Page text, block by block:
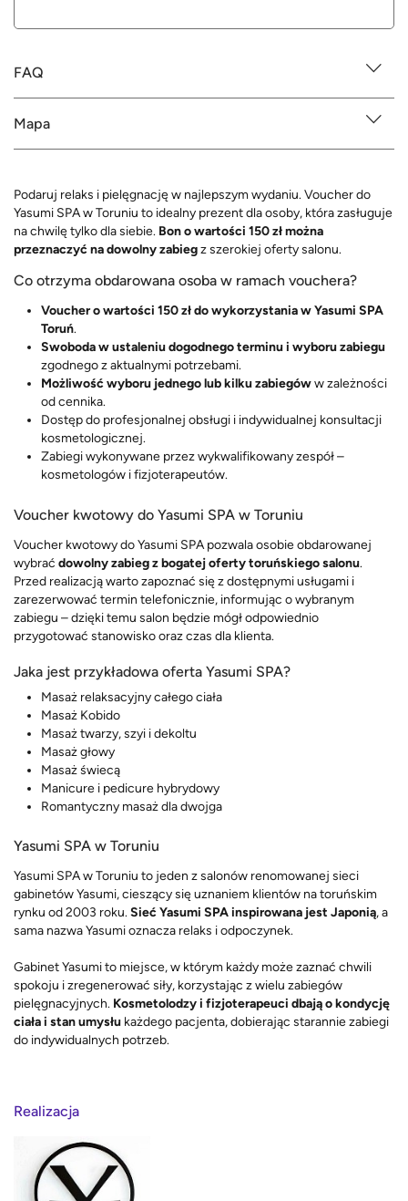
FAQ
Mapa
Podaruj relaks i pielęgnację w najlepszym wydaniu. Voucher do
Yasumi SPA w Toruniu to idealny prezent dla osoby, która zasługuje
na chwilę tylko dla siebie. Bon o wartości 150 zł można
przeznaczyć na dowolny zabiegz szerokiej oferty salonu.
Co otrzyma obdarowana osoba w ramach vouchera?
Voucher o wartości 150 zł do wykorzystania w Yasumi SPA
Toruń.
Swoboda w ustaleniu dogodnego terminu i wyboru zabiegu
zgodnego z aktualnymi potrzebami.
Możliwość wyboru jednego lub kilku zabiegóww zależności
od cennika.
Dostęp do profesjonalnej obsługi i indywidualnej konsultacji
kosmetologicznej.
Zabiegi wykonywane przez wykwalifikowany zespół –
kosmetologów i fizjoterapeutów.
Voucher kwotowy do Yasumi SPA w Toruniu
Voucher kwotowy do Yasumi SPA pozwala osobie obdarowanej
wybrać dowolny zabieg z bogatej oferty toruńskiego salonu.
Przed realizacją warto zapoznać się z dostępnymi usługami i
zarezerwować termin telefonicznie, informując o wybranym
zabiegu – dzięki temu salon będzie mógł odpowiednio
przygotować stanowisko oraz czas dla klienta.
Jaka jest przykładowa oferta Yasumi SPA?
Masaż relaksacyjny całego ciała
Masaż Kobido
Masaż twarzy, szyi i dekoltu
Masaż głowy
Masaż świecą
Manicure i pedicure hybrydowy
Romantyczny masaż dla dwojga
Yasumi SPA w Toruniu
Yasumi SPA w Toruniu to jeden z salonów renomowanej sieci
gabinetów Yasumi, cieszący się uznaniem klientów na toruńskim
rynku od 2003 roku.Sieć Yasumi SPA inspirowana jest Japonią, a
sama nazwa Yasumi oznacza relaks i odpoczynek.
Gabinet Yasumi to miejsce, w którym każdy może zaznać chwili
spokoju i zregenerować siły, korzystając z wielu zabiegów
pielęgnacyjnych. Kosmetolodzy i fizjoterapeuci dbają o kondycję
ciała i stan umysłu każdego pacjenta, dobierając starannie zabiegi
do indywidualnych potrzeb.
Realizacja